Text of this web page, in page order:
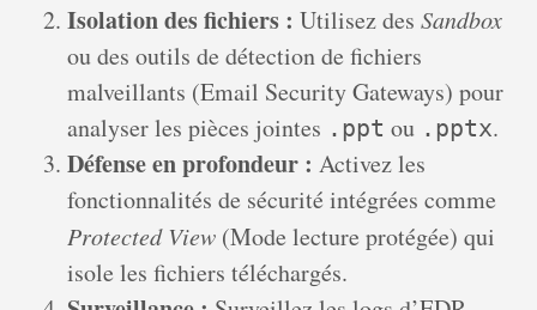
Isolation des fichiers : Utilisez des Sandbox
ou des outils de détection de fichiers
malveillants (Email Security Gateways) pour
analyser les pièces jointes .ppt ou .pptx.
Défense en profondeur : Activez les
fonctionnalités de sécurité intégrées comme
Protected View (Mode lecture protégée) qui
isole les fichiers téléchargés.